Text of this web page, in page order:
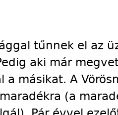
tűnnek el az
aki már
a másikat. A
(a